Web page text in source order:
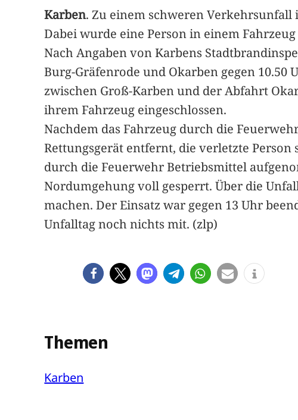
Karben. Zu einem schweren
Dabei wurde eine Person in einem
Nach Angaben von Karbens
Burg-Gräfenrode und Okarben gegen
zwischen Groß-Karben und der Abfahrt
ihrem Fahrzeug eingeschlossen.
Nachdem das Fahrzeug durch die
Rettungsgerät entfernt, die verletzte Person
durch die Feuerwehr Betriebsmittel
Nordumgehung voll gesperrt. Über die
machen. Der Einsatz war gegen 13 Uhr
Unfalltag noch nichts mit. (zlp)
Themen
Karben